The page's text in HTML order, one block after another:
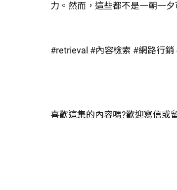
力。然而，這些都不是一朝一
#retrieval #內容檢索 #網路行銷
喜歡這集的內容嗎?歡迎寫信或